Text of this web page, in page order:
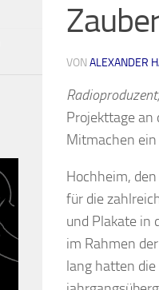
VON ALEXANDER
Projekttage an
Mitmachen ein
Hochheim,
für die
und Plakate in
im Rahmen
lang hatten